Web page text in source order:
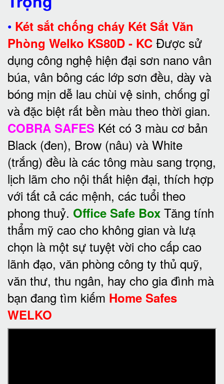
• Két sắt chống cháy Két Sắt Văn
Phòng Welko KS80D - KC Được sử
dụng công nghệ hiện đại sơn nano vân
búa, vân bông các lớp sơn đều, dày và
bóng mịn dễ lau chùi vệ sinh, chống gỉ
và đặc biệt rất bền màu theo thời gian.
COBRA SAFES Két có 3 màu cơ bản
Black (đen), Brow (nâu) và White
(trắng) đều là các tông màu sang trọng,
lịch lãm cho nội thất hiện đại, thích hợp
với tất cả các mệnh, các tuổi theo
phong thuỷ. Office Safe Box Tăng tính
thẩm mỹ cao cho không gian và lưạ
chọn là một sự tuyệt vời cho cấp cao
lãnh đạo, văn phòng công ty thủ quỹ,
văn thư, thu ngân, hay cho gia đình mà
bạn đang tìm kiếm Home Safes
WELKO